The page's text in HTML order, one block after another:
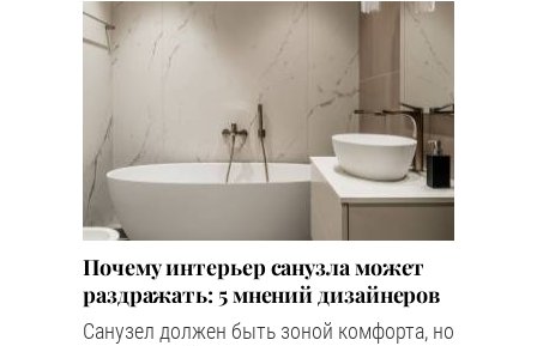
Почему интерьер санузла может
раздражать: 5 мнений дизайнеров
Санузел должен быть зоной комфорта, но